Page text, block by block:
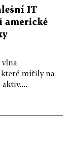
IT
americké
vlna
které mířily na
aktiv....